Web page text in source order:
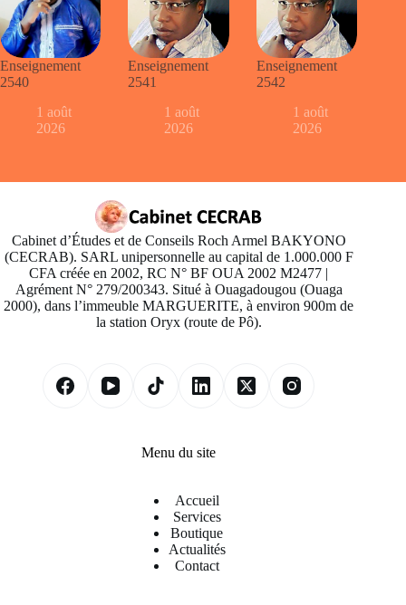
Enseignement
2540
1 août
2026
Enseignement
2541
1 août
2026
Enseignement
2542
1 août
2026
Cabinet d’Études et de Conseils Roch Armel BAKYONO
(CECRAB). SARL unipersonnelle au capital de 1.000.000 F
CFA créée en 2002, RC N° BF OUA 2002 M2477 |
Agrément N° 279/200343. Situé à Ouagadougou (Ouaga
2000), dans l’immeuble MARGUERITE, à environ 900m de
la station Oryx (route de Pô).
Menu du site
Accueil
Services
Boutique
Actualités
Contact